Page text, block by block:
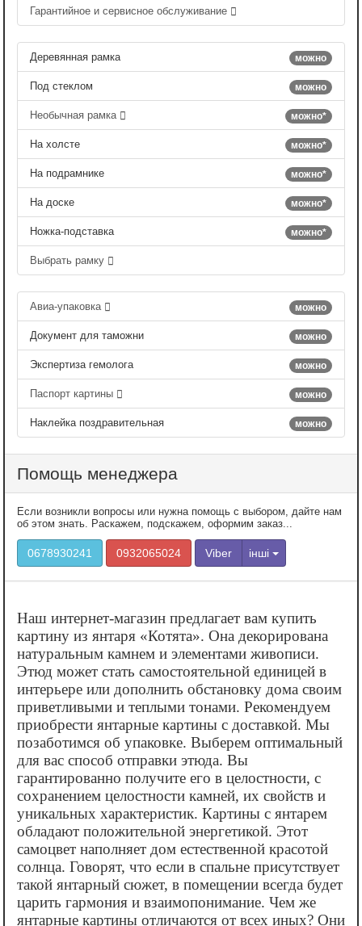
Гарантийное и сервисное обслуживание
можно
Деревянная рамка
можно
Под стеклом
можно*
Необычная рамка
можно*
На холсте
можно*
На подрамнике
можно*
На доске
можно*
Ножка-подставка
Выбрать рамку
можно
Авиа-упаковка
можно
Документ для таможни
можно
Экспертиза гемолога
можно
Паспорт картины
можно
Наклейка поздравительная
Помощь менеджера
Если возникли вопросы или нужна помощь с выбором, дайте нам
об этом знать. Раскажем, подскажем, оформим заказ...
0678930241 0932065024 Viber інші
Наш интернет-магазин предлагает вам купить
картину из янтаря «‎Котята». Она декорирована
натуральным камнем и элементами живописи.
Этюд может стать самостоятельной единицей в
интерьере или дополнить обстановку дома своим
приветливыми и теплыми тонами. Рекомендуем
приобрести янтарные картины с доставкой. Мы
позаботимся об упаковке. Выберем оптимальный
для вас способ отправки этюда. Вы
гарантированно получите его в целостности, с
сохранением целостности камней, их свойств и
уникальных характеристик. Картины с янтарем
обладают положительной энергетикой. Этот
самоцвет наполняет дом естественной красотой
солнца. Говорят, что если в спальне присутствует
такой янтарный сюжет, в помещении всегда будет
царить гармония и взаимопонимание. Чем же
янтарные картины отличаются от всех иных? Они